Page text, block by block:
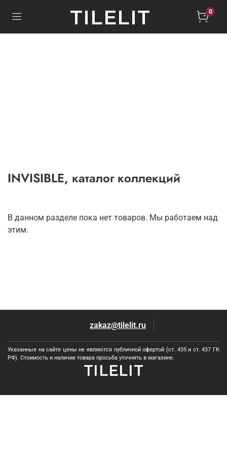
TILELIT 0
INVISIBLE, каталог коллекций
В данном разделе пока нет товаров. Мы работаем над
этим.
zakaz@tilelit.ru
TILELIT
Указанные на сайте цены не являются публичной офертой (ст. 435 и ст. 437 ГК
РФ). Стоимость и наличие товара просьба уточнять в магазине.